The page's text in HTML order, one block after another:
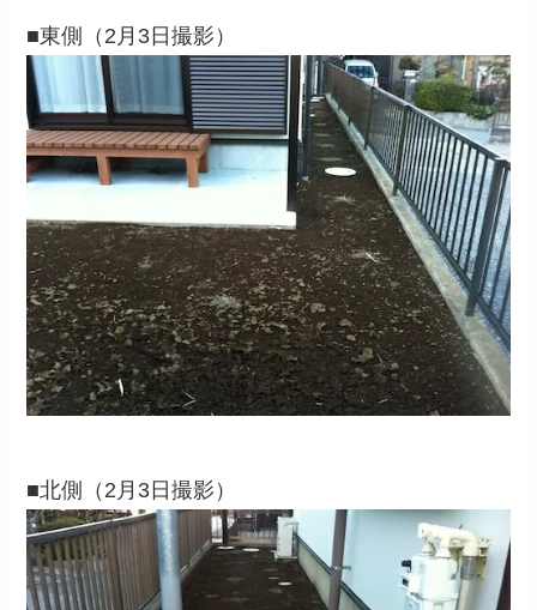
■東側（2月3日撮影）
■北側（2月3日撮影）